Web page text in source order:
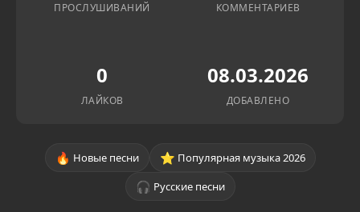
ПРОСЛУШИВАНИЙ КОММЕНТАРИЕВ
0
ЛАЙКОВ
08.03.2026
ДОБАВЛЕНО
🔥 Новые песни ⭐ Популярная музыка 2026
🎧 Русские песни